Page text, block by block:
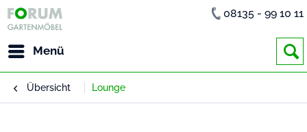
Menü
08135 - 99 10 11
Übersicht Lounge